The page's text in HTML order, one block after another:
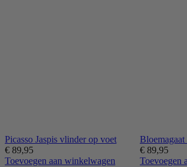
Picasso Jaspis vlinder op voet
€ 89,95
Toevoegen aan winkelwagen
€ 89,95
Toevoegen